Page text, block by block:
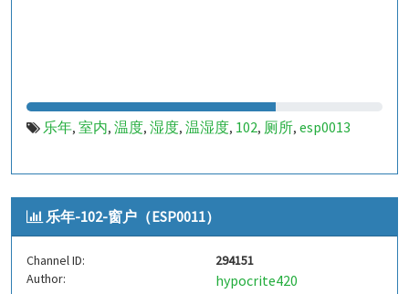
乐年, 室内, 温度, 湿度, 温湿度, 102, 厕所, esp0013
乐年-102-窗户（ESP0011）
Channel ID:
294151
Author:
hypocrite420